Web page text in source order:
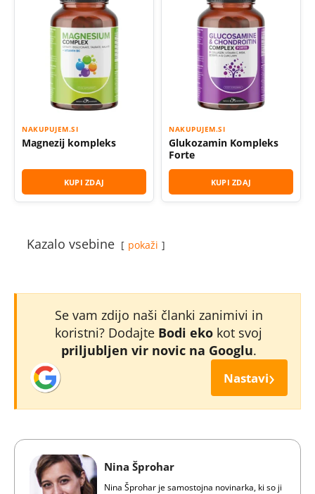
NAKUPUJEM.SI
Magnezij kompleks
KUPI ZDAJ
NAKUPUJEM.SI
Glukozamin Kompleks
Forte
KUPI ZDAJ
Kazalo vsebine pokaži
Se vam zdijo naši članki zanimivi in
koristni? Dodajte Bodi eko kot svoj
priljubljen vir novic na Googlu.
Nastavi›
Nina Šprohar
Nina Šprohar je samostojna novinarka, ki so ji